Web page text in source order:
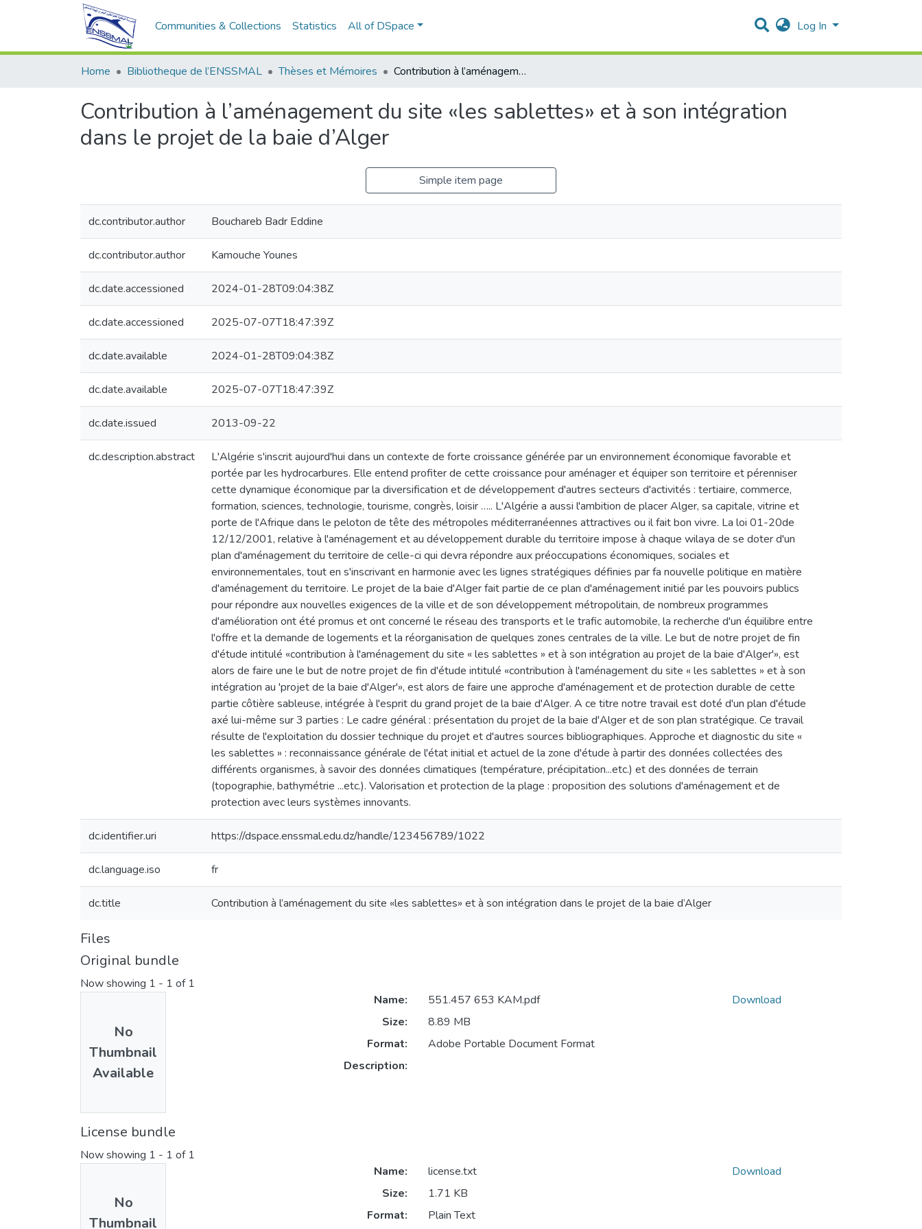
Communities & Collections Statistics All of DSpace Log In
Home Bibliotheque de l’ENSSMAL Thèses et Mémoires Contribution à l’aménagement du site «les sablettes» et à son intégration dans le projet de la baie d’Alger
Contribution à l’aménagement du site «les sablettes» et à son intégration
dans le projet de la baie d’Alger
Simple item page
dc.contributor.author Bouchareb Badr Eddine
dc.contributor.author Kamouche Younes
dc.date.accessioned 2024-01-28T09:04:38Z
dc.date.accessioned 2025-07-07T18:47:39Z
dc.date.available 2024-01-28T09:04:38Z
dc.date.available 2025-07-07T18:47:39Z
dc.date.issued 2013-09-22
dc.description.abstract
L'Algérie s'inscrit aujourd'hui dans un contexte de forte croissance générée par un environnement économique favorable et
portée par les hydrocarbures. Elle entend profiter de cette croissance pour aménager et équiper son territoire et pérenniser
cette dynamique économique par la diversification et de développement d'autres secteurs d'activités : tertiaire, commerce,
formation, sciences, technologie, tourisme, congrès, loisir ….. L'Algérie a aussi l'ambition de placer Alger, sa capitale, vitrine et
porte de l'Afrique dans le peloton de tête des métropoles méditerranéennes attractives ou il fait bon vivre. La loi 01-20de
12/12/2001, relative à l'aménagement et au développement durable du territoire impose à chaque wilaya de se doter d'un
plan d'aménagement du territoire de celle-ci qui devra répondre aux préoccupations économiques, sociales et
environnementales, tout en s'inscrivant en harmonie avec les lignes stratégiques définies par fa nouvelle politique en matière
d'aménagement du territoire. Le projet de la baie d'Alger fait partie de ce plan d'aménagement initié par les pouvoirs publics
pour répondre aux nouvelles exigences de la ville et de son développement métropolitain, de nombreux programmes
d'amélioration ont été promus et ont concerné le réseau des transports et le trafic automobile, la recherche d'un équilibre entre
l'offre et la demande de logements et la réorganisation de quelques zones centrales de la ville. Le but de notre projet de fin
d'étude intitulé «contribution à l'aménagement du site « les sablettes » et à son intégration au projet de la baie d'Alger'», est
alors de faire une le but de notre projet de fin d'étude intitulé «contribution à l'aménagement du site « les sablettes » et à son
intégration au 'projet de la baie d'Alger'», est alors de faire une approche d'aménagement et de protection durable de cette
partie côtière sableuse, intégrée à l'esprit du grand projet de la baie d'Alger. A ce titre notre travail est doté d'un plan d'étude
axé lui-même sur 3 parties : Le cadre général : présentation du projet de la baie d'Alger et de son plan stratégique. Ce travail
résulte de l'exploitation du dossier technique du projet et d'autres sources bibliographiques. Approche et diagnostic du site «
les sablettes » : reconnaissance générale de l'état initial et actuel de la zone d'étude à partir des données collectées des
différents organismes, à savoir des données climatiques (température, précipitation...etc.) et des données de terrain
(topographie, bathymétrie ...etc.). Valorisation et protection de la plage : proposition des solutions d'aménagement et de
protection avec leurs systèmes innovants.
dc.identifier.uri https://dspace.enssmal.edu.dz/handle/123456789/1022
dc.language.iso fr
dc.title Contribution à l’aménagement du site «les sablettes» et à son intégration dans le projet de la baie d’Alger
Files
Original bundle
Now showing 1 - 1 of 1
No
Thumbnail
Available
Name:
551.457 653 KAM.pdf
Size:
8.89 MB
Format:
Adobe Portable Document Format
Description:
Download
License bundle
Now showing 1 - 1 of 1
No
Thumbnail
Name:
license.txt
Size:
1.71 KB
Format:
Plain Text
Download